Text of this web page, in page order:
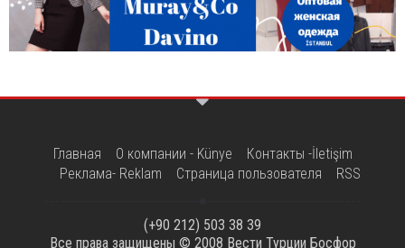
Главная О компании - Künye
Контакты -İletişim
Реклама- Reklam
Страница пользователя RSS
(+90 212) 503 38 39
Все права защищены © 2008 Вести Турции Босфор